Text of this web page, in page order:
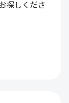
探しくださ